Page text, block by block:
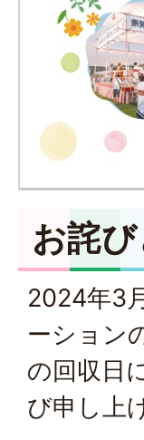
お詫
2024年3
ーション
の回収日
び申し上